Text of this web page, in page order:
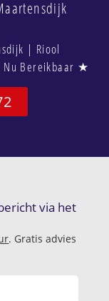
| Riool
Nu Bereikbaar ★
via het
. Gratis advies